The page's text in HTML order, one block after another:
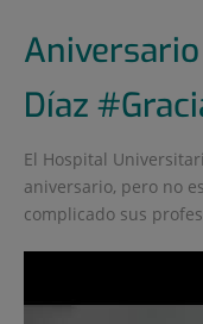
Díaz
El Hospital
aniversario, pero no
complicado sus